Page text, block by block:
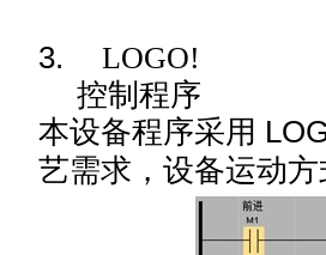
3. LOGO!
控制程序
本设备程序采用
艺需求，设备运动